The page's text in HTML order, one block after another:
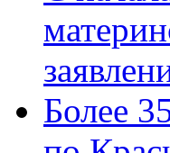
Более